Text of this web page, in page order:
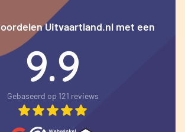
Uitvaartland.nl met een
9.9
Gebaseerd op 121 reviews